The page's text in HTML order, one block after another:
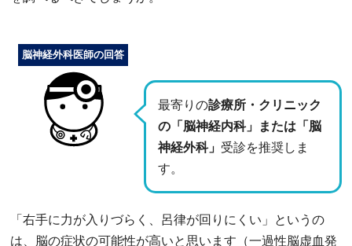
最寄りの診療所・クリニック
の「脳神経内科」または「脳
神経外科」 受診を推奨しま
す。
脳神経外科医師の回答
「右手に力が入りづらく、呂律が回りにくい」というの
は、脳の症状の可能性が高いと思います（一過性脳虚血発